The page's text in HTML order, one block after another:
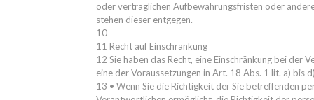
oder vertraglichen Aufbewahrungsfristen oder
stehen dieser entgegen.
10
11 Recht auf Einschränkung
12 Sie haben das Recht, eine Einschränkung bei der
eine der Voraussetzungen in Art. 18 Abs. 1 lit. a) bis
13 • Wenn Sie die Richtigkeit der Sie betreffenden